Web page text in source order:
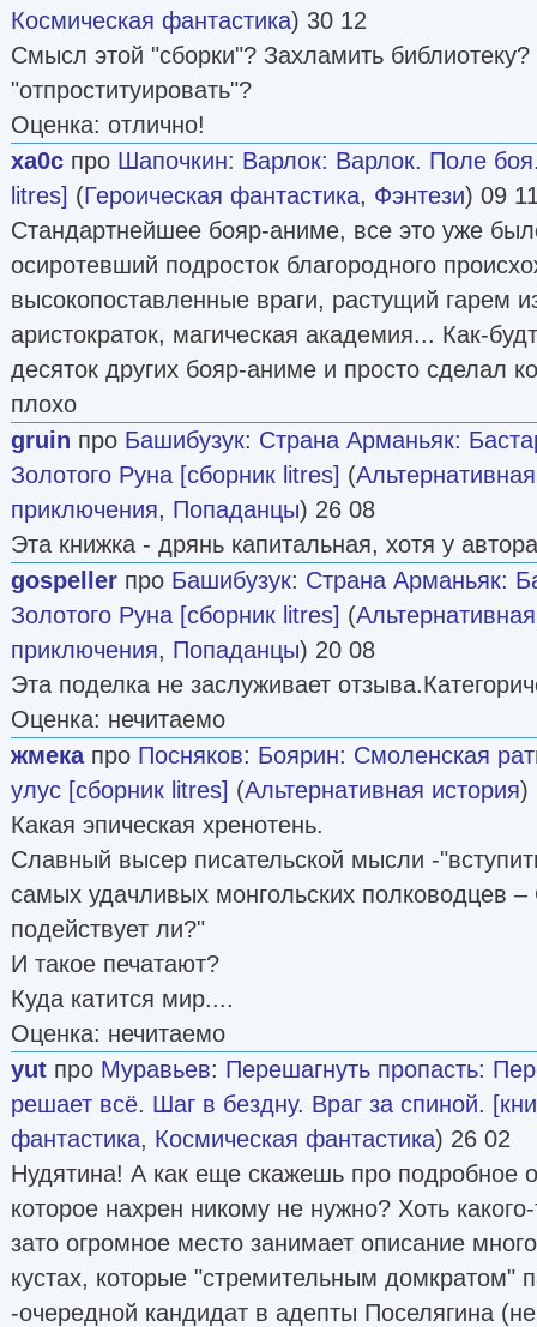
Космическая фантастика) 30 12
Смысл этой "сборки"? Захламить
"отпроституировать"?
Оценка: отлично!
xa0c про Шапочкин: Варлок: Варлок. Поле
litres] (Героическая фантастика, Фэнтези) 09
Стандартнейшее бояр-аниме, все это уже
осиротевший подросток благородного
высокопоставленные враги, растущий гарем
аристократок, магическая академия... Как-
десяток других бояр-аниме и просто сделал
плохо
gruin про Башибузук: Страна Арманьяк:
Золотого Руна [сборник litres] (
приключения, Попаданцы) 26 08
Эта книжка - дрянь капитальная, хотя у
gospeller про Башибузук: Страна Арманьяк:
Золотого Руна [сборник litres] (
приключения, Попаданцы) 20 08
Эта поделка не заслуживает
Оценка: нечитаемо
жмекапро Посняков: Боярин: Смоленская
улус [сборник litres] (Альтернативная история)
Какая эпическая хренотень.
Славный высер писательской мысли -
самых удачливых монгольских полководцев
подействует ли?"
И такое печатают?
Куда катится мир....
Оценка: нечитаемо
yut про Муравьев: Перешагнуть пропасть:
решает всё. Шаг в бездну. Враг за спиной.
фантастика, Космическая фантастика) 26 02
Нудятина! А как еще скажешь про подробное
которое нахрен никому не нужно? Хоть
зато огромное место занимает описание
кустах, которые "стремительным домкратом"
-очередной кандидат в адепты Поселягина